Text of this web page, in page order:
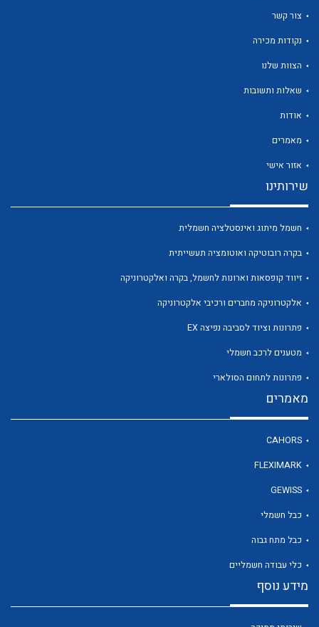
צור קשר
נקודות מכירה
הצוות שלנו
שאלות ותשובות
אודות
מאמרים
אזור אישי
שירותינו
חשמל מיתוג ואינסטלציה חשמלית
בקרה רובוטיקה ואוטומציה תעשייתית
זיווד קופסאות וארונות לחשמל, בקרה ואלקטרוניקה
אלקטרוניקה מחברים ורכיבי אלקטרוניקה
פתרונות וציוד לסביבה נפיצה EX
מטענים לרכב חשמלי
פתרונות לתחום הסולארי
מאמרים
CAHORS
FLEXIMARK
GEWISS
כבל חשמלי
כבל מתח גבוה
כלי עבודה חשמליים
מידע נוסף